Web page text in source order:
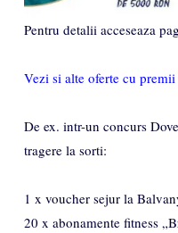
Pentru detalii acceseaza
Vezi si alte oferte cu premii
De ex. intr-un concurs
tragere la sorti:
1 x voucher sejur la
20 x abonamente fitness